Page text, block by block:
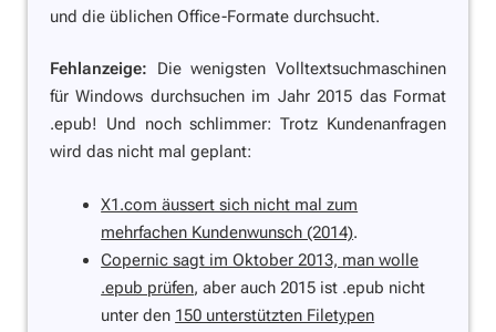
und die üblichen Office-Formate durchsucht.
Fehlanzeige: Die wenigsten Volltextsuchmaschinen
für Windows durchsuchen im Jahr 2015 das Format
.epub! Und noch schlimmer: Trotz Kundenanfragen
wird das nicht mal geplant:
X1.com äussert sich nicht mal zum
mehrfachen Kundenwunsch (2014).
Copernic sagt im Oktober 2013, man wolle
.epub prüfen, aber auch 2015 ist .epub nicht
unter den 150 unterstützten Filetypen